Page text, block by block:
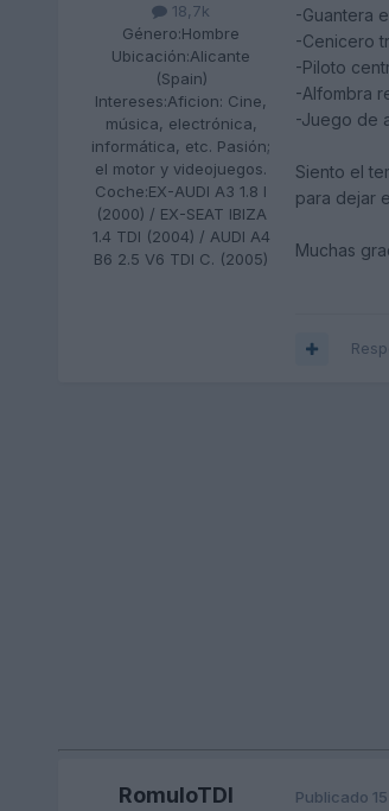
18,7k
Género:Hombre
Ubicación:Alicante
(Spain)
Intereses:Aficion: Cine,
música, electrónica,
informática, etc. Pasión;
el motor y videojuegos.
Coche:EX-AUDI A3 1.8 I
(2000) / EX-SEAT IBIZA
1.4 TDI (2004) / AUDI A4
B6 2.5 V6 TDI C. (2005)
-Guantera
-Cenicero
-Piloto
-Alfombra
-Juego de
Siento el
para dejar
Muchas
RomuloTDI Publicado